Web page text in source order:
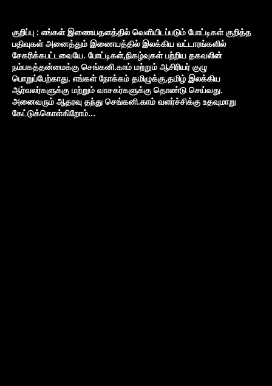
குறிப்பு : எங்கள் இணையதளத்தில் வெளியிடப்படும் போட்டிகள் குறித்த
பதிவுகள் அனைத்தும் இணையத்தில் இலக்கிய வட்டாரங்களில்
சேகரிக்கபட்டவையே. போட்டிகள்,நிகழ்வுகள் பற்றிய தகவலின்
நம்பகத்தன்மைக்கு செங்கனி.காம் மற்றும் ஆசிரியர் குழு
பொறுப்பேற்காது. எங்கள் நோக்கம் தமிழுக்கு,தமிழ் இலக்கிய
ஆர்வலர்களுக்கு மற்றும் வாசகர்களுக்கு தொண்டு செய்வது.
அனைவரும் ஆதரவு தந்து செங்கனி.காம் வளர்ச்சிக்கு உதவுமாறு
கேட்டுக்கொள்கிறோம்...